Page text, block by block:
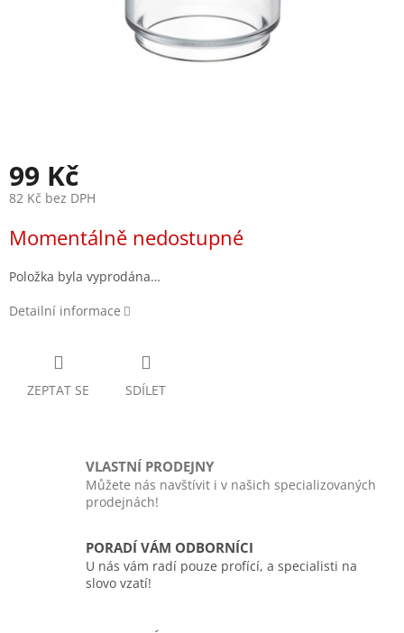
99 Kč
82 Kč bez DPH
cena:
Momentálně nedostupné
Položka byla vyprodána…
Detailní informace
ZEPTAT SE SDÍLET
VLASTNÍ PRODEJNY
Můžete nás navštívit i v našich specializovaných
prodejnách!
PORADÍ VÁM ODBORNÍCI
U nás vám radí pouze profící, a specialisti na
slovo vzatí!